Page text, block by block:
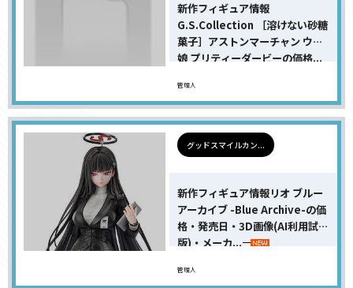
新作フィギュア情報
G.S.Collection ［溶けない砂糖
菓子］アストンマーチャン ウマ
娘 プリティーダービーの価格...
管理人
グッドスマイルカン...
新作フィギュア情報リオ ブルー
アーカイブ -Blue Archive-の価
格・発売日・3D画像(AI利用試用
版)・メーカ...
管理人